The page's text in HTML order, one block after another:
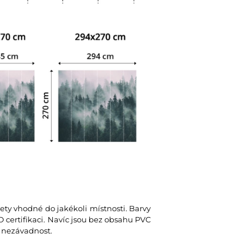
vhodné do jakékoli místnosti. Barvy
certifikaci. Navíc jsou bez obsahu PVC